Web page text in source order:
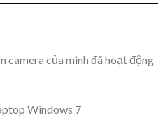
camera của mình đã hoạt động
Windows 7